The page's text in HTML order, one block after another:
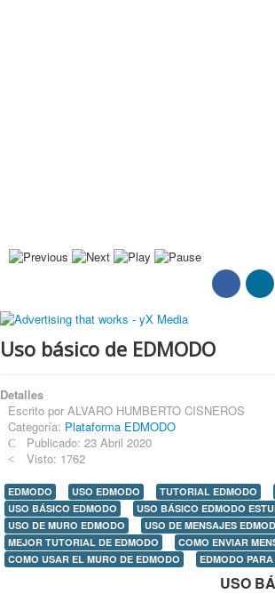
Uso básico de EDMODO
Detalles
Escrito por ALVARO HUMBERTO CISNEROS
Categoría: Plataforma EDMODO
Publicado: 23 Abril 2020
Visto: 1762
EDMODO USO EDMODO TUTORIAL EDMODO
USO BÁSICO EDMODO
USO BÁSICO EDMODO
USO DE MURO EDMODO
USO DE MENSAJES
MEJOR TUTORIAL DE EDMODO
COMO ENVIAR
COMO USAR EL MURO DE EDMODO
EDMODO
USO